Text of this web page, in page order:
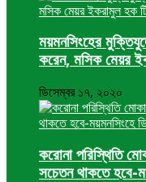
ময়মনসিংহের
করেন, মসিক মেয়র
ডিসেম্বর ১৭, ২০২০
করোনা পরিস্থিতি
সচেতন থাকতে হবে-